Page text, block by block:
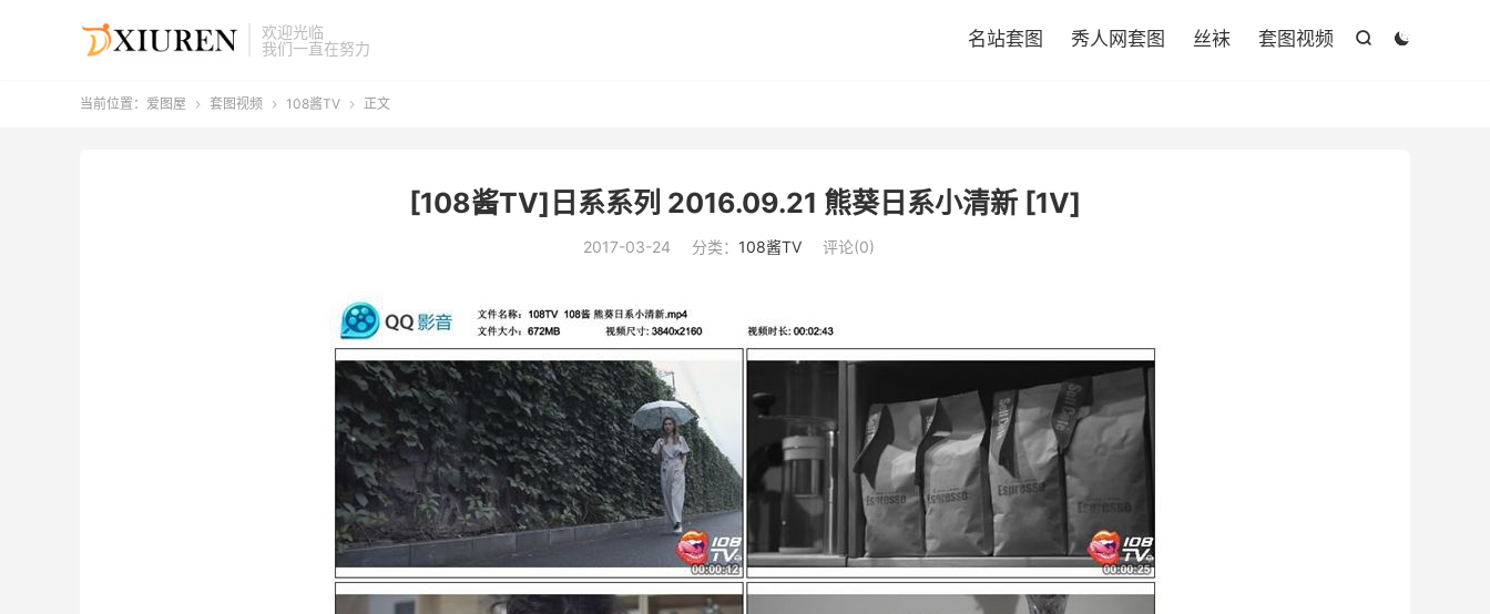
欢迎光临
我们一直在努力


名站套图 秀人网套图 丝袜 套图视频
当前位置： 爱图屋  套图视频  108酱TV  正文
[108酱TV]日系系列 2016.09.21 熊葵日系小清新 [1V]
2017-03-24 分类： 108酱TV 评论(0)